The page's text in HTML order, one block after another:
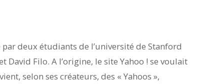
par deux étudiants de l’université de Stanford
David Filo. A l’origine, le site Yahoo ! se voulait
selon ses créateurs, des « Yahoos »,